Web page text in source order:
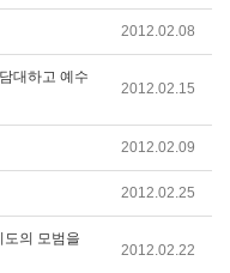
2012.02.08
대하고 예수
2012.02.15
2012.02.09
2012.02.25
의 모범을
2012.02.22